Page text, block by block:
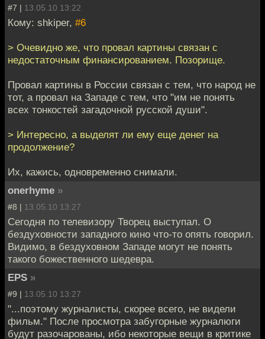
#7 | 13.05.10 13:22
Кому: shkiper, #6
> Очевидно же, что провал картины связан с
недостаточным финансированием. Позорище.
Провал картины в России связан с тем, что народ не
тот, а провал на Западе с тем, что "им не понять
всех тонкостей загадочной русской души".
> Интересно, а выделят ли ему еще денег на
продолжение?
Их, кажись, одновременно снимали.
onerhyme »
#8 | 13.05.10 13:27
Сегодня по телевизору Творец выступал. О
бездуховности западного кино что-то опять говорил.
Видимо, в бездуховном Западе могут не понять
такого божественного шедевра.
EPS »
#9 | 13.05.10 13:27
"...поэтому журналисты, скорее всего, не видели
фильм." После просмотра забугорные журналюги
будут разочарованы, ибо некоторые вещи в критике